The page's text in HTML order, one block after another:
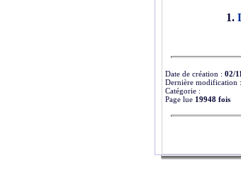
1.
Date de création : 02/
Dernière modification :
Catégorie :
Page lue 19948 fois